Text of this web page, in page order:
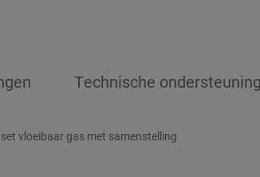
Technische ondersteuning
vloeibaar gas met samenstelling